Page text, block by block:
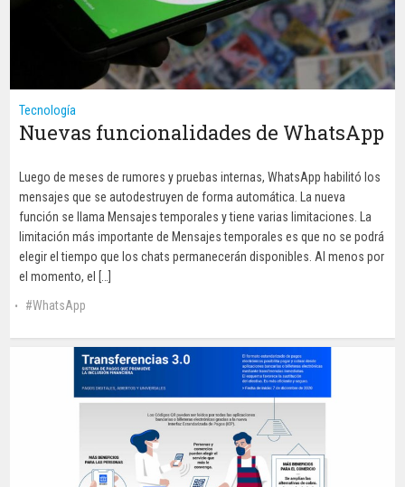
Tecnología
Nuevas funcionalidades de WhatsApp
Luego de meses de rumores y pruebas internas, WhatsApp habilitó los
mensajes que se autodestruyen de forma automática. La nueva
función se llama Mensajes temporales y tiene varias limitaciones. La
limitación más importante de Mensajes temporales es que no se podrá
elegir el tiempo que los chats permanecerán disponibles. Al menos por
el momento, el […]
WhatsApp